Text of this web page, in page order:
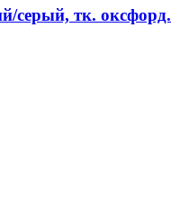
тк. оксфорд.